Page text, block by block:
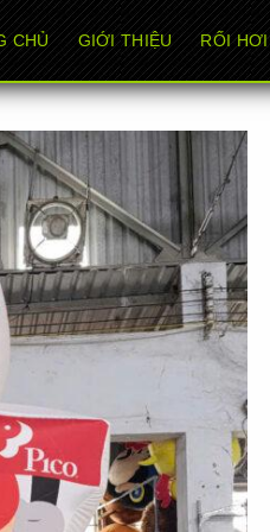
CHỦ GIỚI THIỆU RỐI HƠI